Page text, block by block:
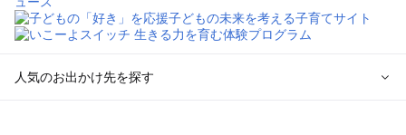
人気のお出かけ先を探す